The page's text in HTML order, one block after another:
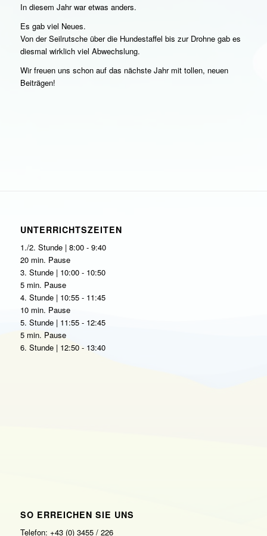
In diesem Jahr war etwas anders.
Es gab viel Neues.
Von der Seilrutsche über die Hundestaffel bis zur Drohne gab es
diesmal wirklich viel Abwechslung.
Wir freuen uns schon auf das nächste Jahr mit tollen, neuen
Beiträgen!
UNTERRICHTSZEITEN
1./2. Stunde | 8:00 - 9:40
20 min. Pause
3. Stunde | 10:00 - 10:50
5 min. Pause
4. Stunde | 10:55 - 11:45
10 min. Pause
5. Stunde | 11:55 - 12:45
5 min. Pause
6. Stunde | 12:50 - 13:40
SO ERREICHEN SIE UNS
Telefon: +43 (0) 3455 / 226